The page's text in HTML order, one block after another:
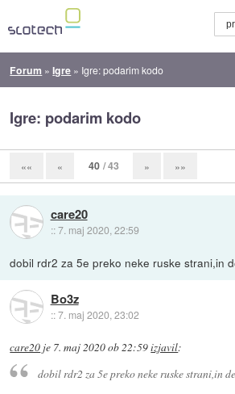
Forum »Igre » Igre: podarim kodo
Igre: podarim kodo
«« « 40 / 43 » »»
care20
::7. maj 2020, 22:59
dobil rdr2 za 5e preko neke ruske strani,in
Bo3z
::7. maj 2020, 23:02
care20 je 7. maj 2020 ob 22:59izjavil:
dobil rdr2 za 5e preko neke ruske strani,in